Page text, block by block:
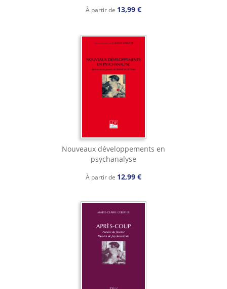
À partir de 13,99 €
Nouveaux développements en
psychanalyse
À partir de 12,99 €